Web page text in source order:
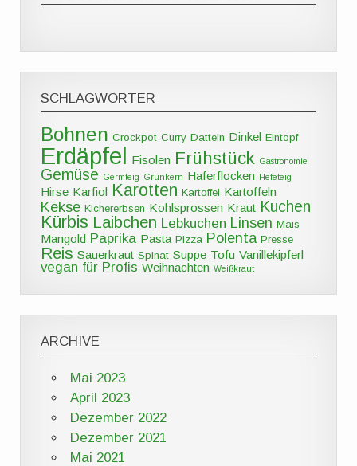
SCHLAGWÖRTER
Bohnen Crockpot Curry Datteln Dinkel Eintopf
Erdäpfel Fisolen Frühstück Gastronomie
Gemüse Germteig Grünkern Haferflocken Hefeteig
Hirse Karfiol Karotten Kartoffel Kartoffeln
Kekse Kichererbsen Kohlsprossen Kraut Kuchen
Kürbis Laibchen Lebkuchen Linsen Mais
Mangold Paprika Pasta Pizza Polenta Presse
Reis Sauerkraut Spinat Suppe Tofu Vanillekipferl
vegan für Profis Weihnachten Weißkraut
ARCHIVE
Mai 2023
April 2023
Dezember 2022
Dezember 2021
Mai 2021